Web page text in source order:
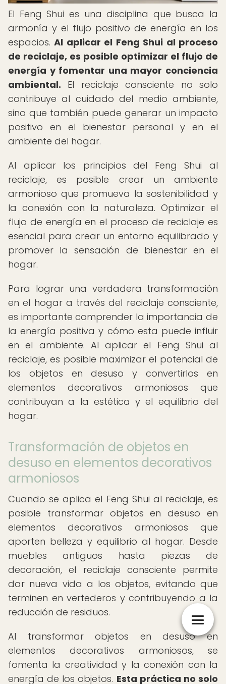
El Feng Shui es una disciplina que busca la
armonía y el flujo positivo de energía en los
espacios.Al aplicar el Feng Shui al proceso
de reciclaje, es posible optimizar el flujo de
energía y fomentar una mayor conciencia
ambiental. El reciclaje consciente no solo
contribuye al cuidado del medio ambiente,
sino que también puede generar un impacto
positivo en el bienestar personal y en el
ambiente del hogar.
Al aplicar los principios del Feng Shui al
reciclaje, es posible crear un ambiente
armonioso que promueva la sostenibilidad y
la conexión con la naturaleza. Optimizar el
flujo de energía en el proceso de reciclaje es
esencial para crear un entorno equilibrado y
promover la sensación de bienestar en el
hogar.
Para lograr una verdadera transformación
en el hogar a través del reciclaje consciente,
es importante comprender la importancia de
la energía positiva y cómo esta puede influir
en el ambiente. Al aplicar el Feng Shui al
reciclaje, es posible maximizar el potencial de
los objetos en desuso y convertirlos en
elementos decorativos armoniosos que
contribuyan a la estética y el equilibrio del
hogar.
Transformación de objetos en
desuso en elementos decorativos
armoniosos
Cuando se aplica el Feng Shui al reciclaje, es
posible transformar objetos en desuso en
elementos decorativos armoniosos que
aporten belleza y equilibrio al hogar. Desde
muebles antiguos hasta piezas de
decoración, el reciclaje consciente permite
dar nueva vida a los objetos, evitando que
terminen en vertederos y contribuyendo a la
reducción de residuos.
Al transformar objetos en desuso en
elementos decorativos armoniosos, se
fomenta la creatividad y la conexión con la
energía de los objetos. Esta práctica no solo